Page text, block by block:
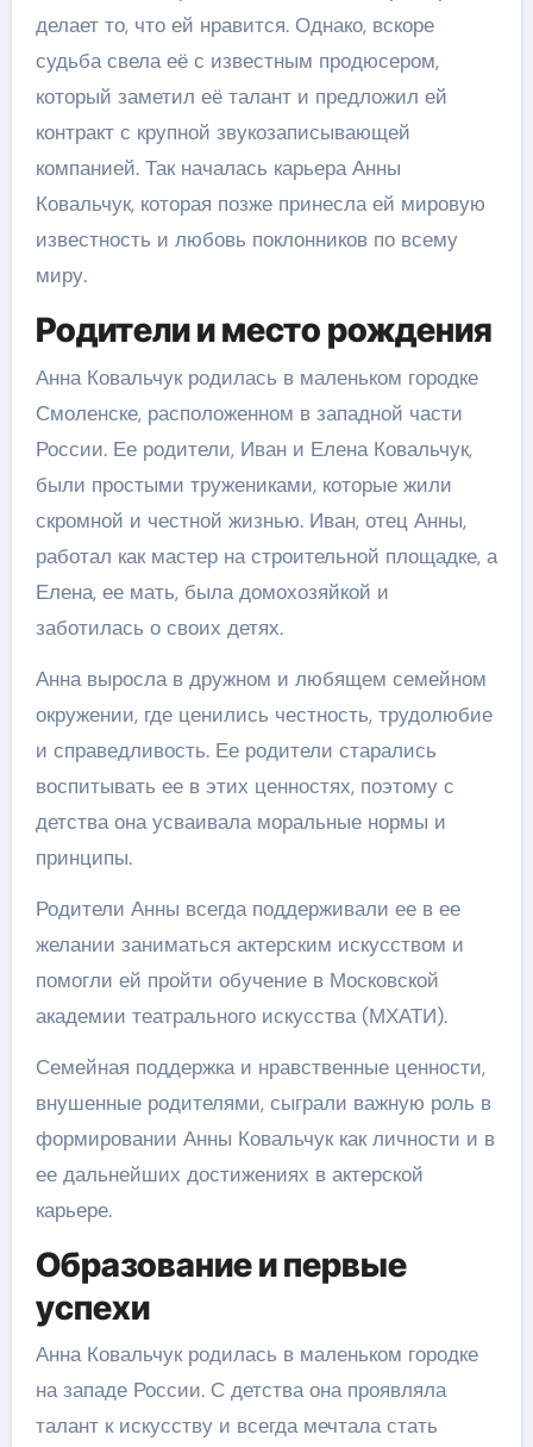
делает то, что ей нравится. Однако, вскоре
судьба свела её с известным продюсером,
который заметил её талант и предложил ей
контракт с крупной звукозаписывающей
компанией. Так началась карьера Анны
Ковальчук, которая позже принесла ей мировую
известность и любовь поклонников по всему
миру.
Родители и место рождения
Анна Ковальчук родилась в маленьком городке
Смоленске, расположенном в западной части
России. Ее родители, Иван и Елена Ковальчук,
были простыми тружениками, которые жили
скромной и честной жизнью. Иван, отец Анны,
работал как мастер на строительной площадке, а
Елена, ее мать, была домохозяйкой и
заботилась о своих детях.
Анна выросла в дружном и любящем семейном
окружении, где ценились честность, трудолюбие
и справедливость. Ее родители старались
воспитывать ее в этих ценностях, поэтому с
детства она усваивала моральные нормы и
принципы.
Родители Анны всегда поддерживали ее в ее
желании заниматься актерским искусством и
помогли ей пройти обучение в Московской
академии театрального искусства (МХАТИ).
Семейная поддержка и нравственные ценности,
внушенные родителями, сыграли важную роль в
формировании Анны Ковальчук как личности и в
ее дальнейших достижениях в актерской
карьере.
Образование и первые
успехи
Анна Ковальчук родилась в маленьком городке
на западе России. С детства она проявляла
талант к искусству и всегда мечтала стать